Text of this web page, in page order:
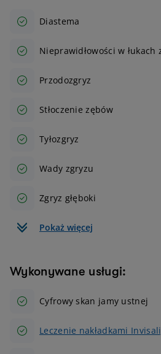
Diastema
Nieprawidłowości w łukach
Przodozgryz
Stłoczenie zębów
Tyłozgryz
Wady zgryzu
Zgryz głęboki
Pokaż więcej
Wykonywane usługi:
Cyfrowy skan jamy ustnej
Leczenie nakładkami